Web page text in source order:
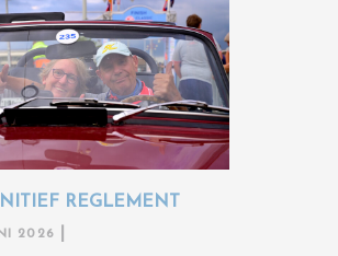
REGLEMENT
2026